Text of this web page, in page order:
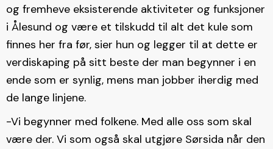
og fremheve eksisterende aktiviteter og funksjoner
i Ålesund og være et tilskudd til alt det kule som
finnes her fra før, sier hun og legger til at dette er
verdiskaping på sitt beste der man begynner i en
ende som er synlig, mens man jobber iherdig med
de lange linjene.
-Vi begynner med folkene. Med alle oss som skal
være der. Vi som også skal utgjøre Sørsida når den